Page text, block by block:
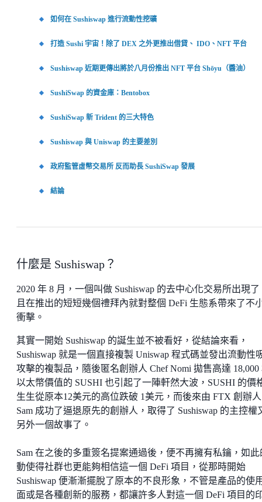
如何在 Sushiswap 進行流動性挖礦
打造 Sushi 宇宙！除了 DEX 之外更推出借貸、 IDO、NFT 平台
Sushiswap 近期更傳出將於八月份推出 NFT 平台 Shōyu（醬油）
SushiSwap 的資金庫：Bentobox
SushiSwap 新 Trident 的三大特色
Sushiswap 與 Uniswap 的主要差別
政府監管虛幣交易所 反而助長 SushiSwap 發展
結論
什麼是 Sushiswap？
2020 年 8 月，一個叫做 Sushiswap 的去中心化交易所出現
且在推出的短短幾個禮拜內就對整個 DeFi 生態系帶來了不
衝擊。
其實一開始 Sushiswap 的誕生並不被看好，從結論來看，
Sushiswap 就是一個直接複製 Uniswap 程式碼並發出流動性
攻擊的複製品，隨後匿名創辦人 Chef Nomi 拋售高達 18,000
以太幣價值的 SUSHI 也引起了一陣軒然大波，SUSHI 的價
生生從原本12美元的高位跌破 1美元，而後來由 FTX 創辦人
Sam 成功了逼退原先的創辦人，取得了 Sushiswap 的主控權
另外一個故事了。
Sam 在之後的多重簽名提案通過後，便不再擁有私鑰，如此
動使得社群也更能夠相信這一個 DeFi 項目，從那時開始
Sushiswap 便漸漸擺脫了原本的不良形象，不管是產品的使
面或是各種創新的服務，都讓許多人對這一個 DeFi 項目的